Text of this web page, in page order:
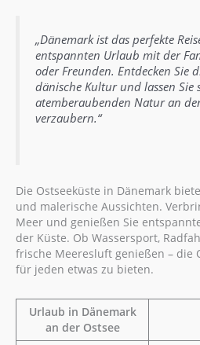
„Dänemark ist das perfekte
entspannten Urlaub mit der
oder Freunden. Entdecken Sie
dänische Kultur und lassen Sie
atemberaubenden Natur an
verzaubern.“
Die Ostseeküste in Dänemark
und malerische Aussichten.
Meer und genießen Sie
der Küste. Ob Wassersport,
frische Meeresluft genießen – die
für jeden etwas zu bieten.
Urlaub in Dänemark
an der Ostsee